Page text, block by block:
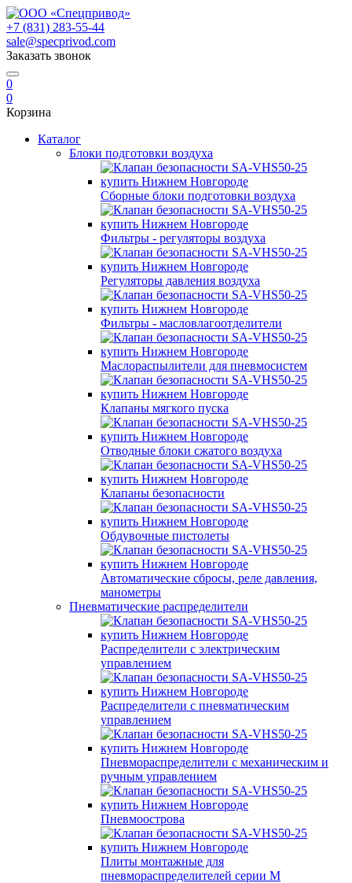
+7 (831) 283-55-44
sale@specprivod.com
Заказать звонок
0
0
Корзина
Каталог
Блоки подготовки воздуха
Сборные блоки подготовки воздуха
Фильтры - регуляторы воздуха
Регуляторы давления воздуха
Фильтры - масловлагоотделители
Маслораспылители для пневмосистем
Клапаны мягкого пуска
Отводные блоки сжатого воздуха
Клапаны безопасности
Обдувочные пистолеты
Автоматические сбросы, реле давления,
манометры
Пневматические распределители
Распределители с электрическим
управлением
Распределители с пневматическим
управлением
Пневмораспределители с механическим и
ручным управлением
Пневмоострова
Плиты монтажные для
пневмораспределителей серии M